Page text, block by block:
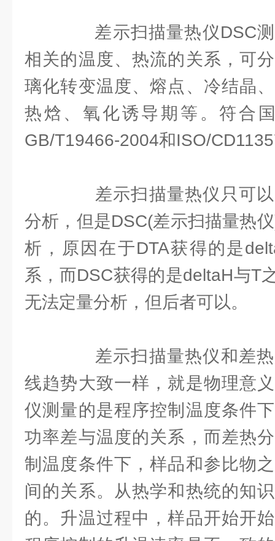
差示扫描量热仪DSC测
相关的温度、热流的关系，可
璃化转变温度、熔点、冷结晶
热焓、氧化诱导期等。符合
GB/T19466-2004和ISO/
差示扫描量热仪只可以
分析，但是DSC(差示扫描量热
析，原因在于DTA获得的是
系，而DSC获得的是deltaH与T
无法定量分析，但后者可以。
差示扫描量热仪和差热
线趋势大致一样，就是物理意
仪测量的是程序控制温度条件
功率差与温度的关系，而差热
制温度条件下，样品和参比物
间的关系。从热学和热统的知
的。升温过程中，样品开始开